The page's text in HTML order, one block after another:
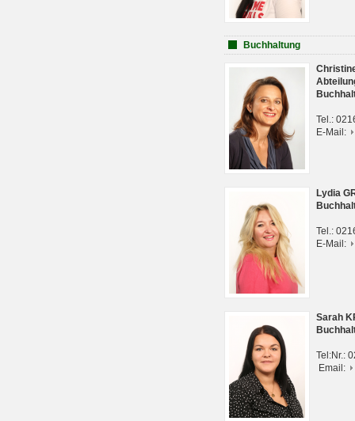
Buchhaltung
Tel.:
E-Mail:
Lydia
Tel.:
E-Mail:
Sarah
Tel:Nr.:
Email: